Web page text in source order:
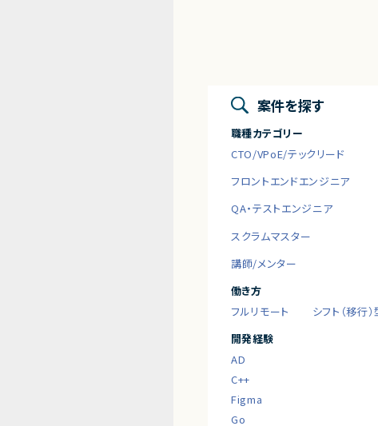
案件を探す
職種カテゴリー
CTO/VPoE/テックリード
フロントエンドエンジニア
QA・テストエンジニア
スクラムマスター
講師/メンター
働き方
フルリモート
シフト（移行
開発経験
AD
C++
Figma
Go